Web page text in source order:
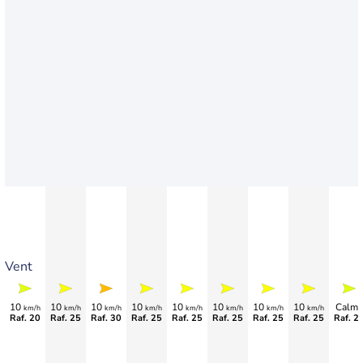
Vent
10 km/h
Raf. 20
10 km/h
Raf. 25
10 km/h
Raf. 30
10 km/h
Raf. 25
10 km/h
Raf. 25
10 km/h
Raf. 25
10 km/h
Raf. 25
10 km/h
Raf. 25
Calme
Raf.